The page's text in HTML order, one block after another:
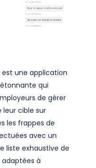
est une application
qui
de gérer
cible sur
les frappes de
avec un
liste exhaustive de
à